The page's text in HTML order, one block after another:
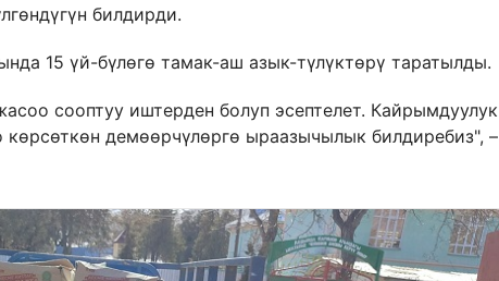
билдирди.
15 үй-бүлөгө тамак-аш азык-түлүктөрү таратылды.
сооптуу иштерден болуп эсептелет. Кайрымдуулук
демөөрчүлөргө ыраазычылык билдиребиз", –